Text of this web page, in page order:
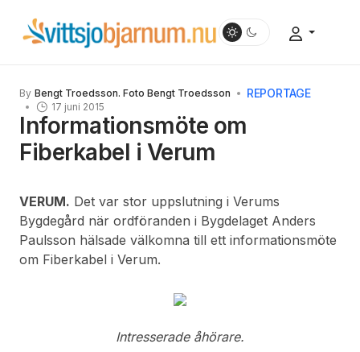
By Bengt Troedsson. Foto Bengt Troedsson REPORTAGE
17 juni 2015
Informationsmöte om
Fiberkabel i Verum
VERUM. Det var stor uppslutning i Verums
Bygdegård när ordföranden i Bygdelaget Anders
Paulsson hälsade välkomna till ett informationsmöte
om Fiberkabel i Verum.
Intresserade åhörare.